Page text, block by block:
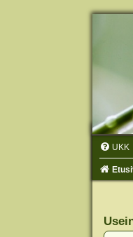
UKK